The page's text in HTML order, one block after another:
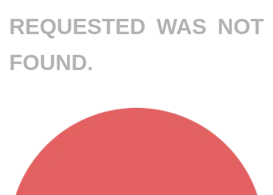
REQUESTED WAS NOT
FOUND.